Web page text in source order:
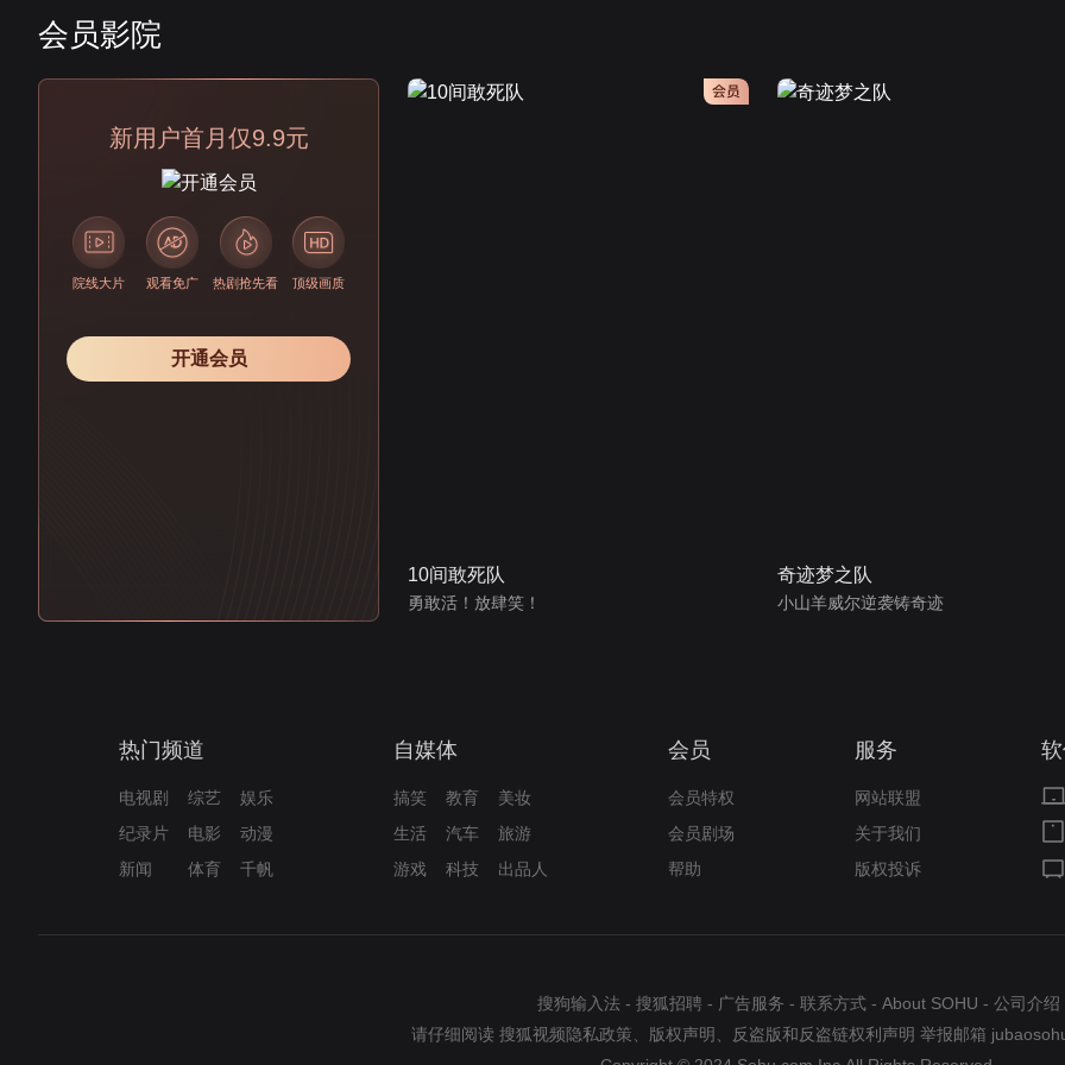
会员影院
新用户首月仅9.9元
院线大片 观看免广 热剧抢先看 顶级画质
开通会员
会员
10间敢死队
勇敢活！放肆笑！
奇迹梦之队
小山羊威尔逆袭铸奇迹
热门频道
电视剧 综艺
娱乐
纪录片
电影
动漫
新闻
体育 千帆
自媒体
搞笑 教育
美妆
生活
汽车
旅游
游戏
科技 出品人
会员
会员特权
会员剧场
帮助
服务
网站联盟
关于我们
版权投诉
搜狗输入法 - 搜狐招聘 - 广告服务 - 联系方式 - About SOHU - 公司介绍
请仔细阅读 搜狐视频隐私政策 版权声明 反盗版和反盗链权利声明 举报邮箱